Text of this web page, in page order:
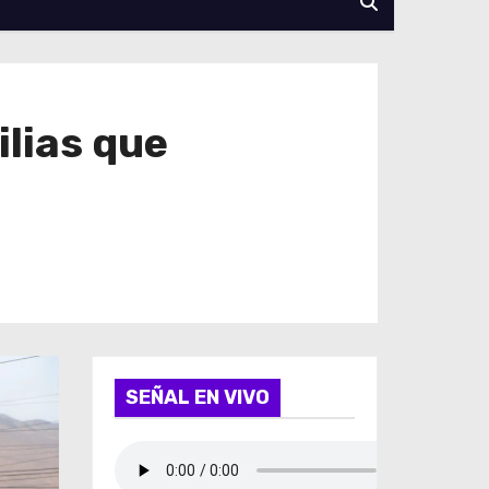
que
SEÑAL EN VIVO